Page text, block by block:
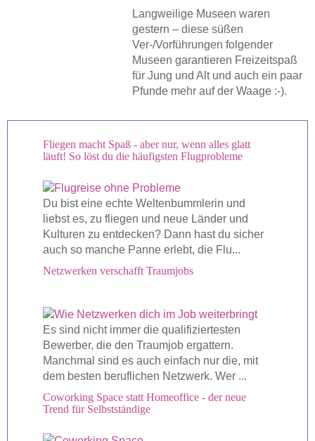
Langweilige Museen waren
gestern – diese süßen
Ver-/Vorführungen folgender
Museen garantieren Freizeitspaß
für Jung und Alt und auch ein paar
Pfunde mehr auf der Waage :-).
Fliegen macht Spaß - aber nur, wenn alles glatt
läuft! So löst du die häufigsten Flugprobleme
Du bist eine echte Weltenbummlerin und
liebst es, zu fliegen und neue Länder und
Kulturen zu entdecken? Dann hast du sicher
auch so manche Panne erlebt, die Flu...
Netzwerken verschafft Traumjobs
Es sind nicht immer die qualifiziertesten
Bewerber, die den Traumjob ergattern.
Manchmal sind es auch einfach nur die, mit
dem besten beruflichen Netzwerk. Wer ...
Coworking Space statt Homeoffice - der neue
Trend für Selbstständige